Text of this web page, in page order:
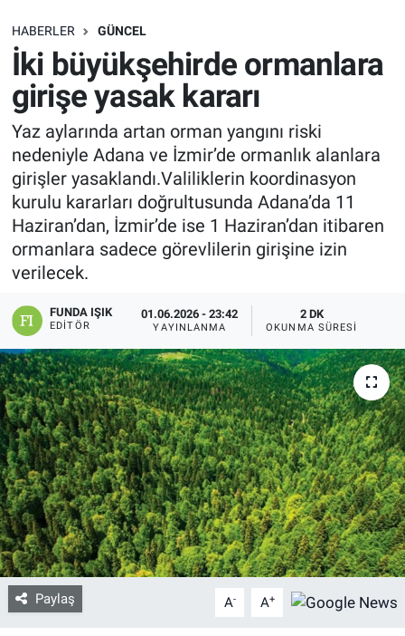
HABERLER GÜNCEL
İki büyükşehirde ormanlara
girişe yasak kararı
Yaz aylarında artan orman yangını riski
nedeniyle Adana ve İzmir’de ormanlık alanlara
girişler yasaklandı.Valiliklerin koordinasyon
kurulu kararları doğrultusunda Adana’da 11
Haziran’dan, İzmir’de ise 1 Haziran’dan itibaren
ormanlara sadece görevlilerin girişine izin
verilecek.
FUNDA IŞIK
EDITÖR
01.06.2026 - 23:42
YAYINLANMA
2 DK
OKUNMA SÜRESI
Paylaş A- A+
SAĞLIK
EKONOMİ
EĞİTİM
ÖZEL HABER
Keşfet
ASTROLOJİ
MANŞET
RESMİ İLANLAR
İLAN
Bize ulaşın
İletişim/Künye
Yaşam
Gözden Kaçmasın